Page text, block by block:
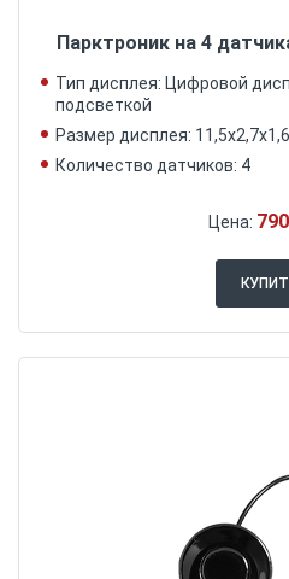
Парктроник на 4
Тип дисплея: Цифровой
подсветкой
Размер дисплея:
Количество датчиков: 4
Цена: